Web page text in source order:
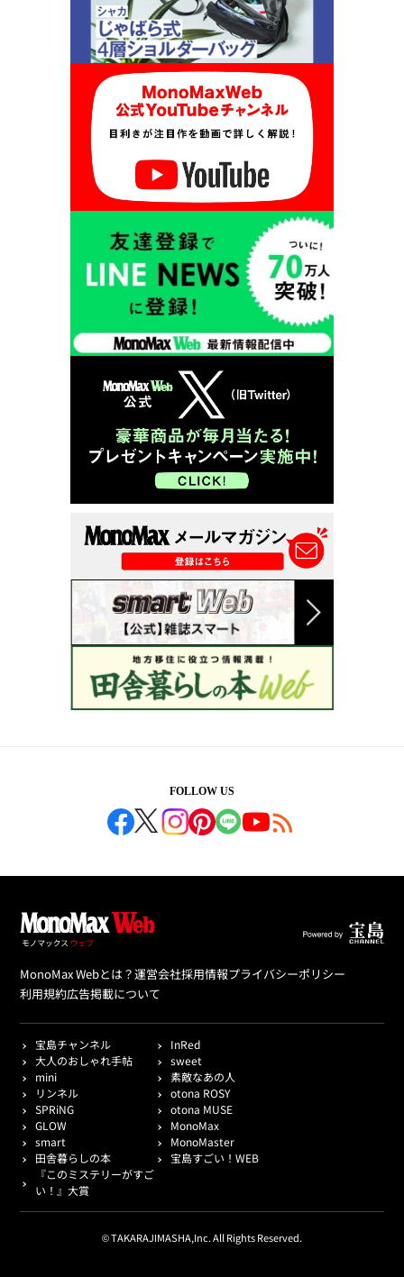
FOLLOW US
MonoMax Webとは？運営会社採用情報プライバシーポリシー
利用規約広告掲載について
宝島チャンネル
InRed
大人のおしゃれ手帖
sweet
mini
素敵なあの人
リンネル
otona ROSY
SPRiNG
otona MUSE
GLOW
MonoMax
smart
MonoMaster
田舎暮らしの本
宝島すごい！WEB
『このミステリーがすご
い！』大賞
© TAKARAJIMASHA,Inc. All Rights Reserved.